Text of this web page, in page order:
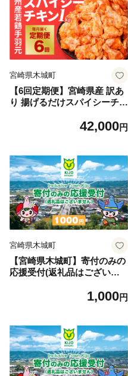
宮崎県木城町
【6回定期便】宮崎県産 訳あ
り 揚げるだけスパイシーチキ
42,000円
宮崎県木城町
【宮崎県木城町】寄付のみの
応援受付(返礼品はございま
1,000円